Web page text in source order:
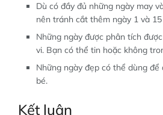
Dù có đầy đủ những ngày may
nên tránh cắt thêm ngày 1 và 15
Những ngày được phân tích
vi. Bạn có thể tin hoặc không
Những ngày đẹp có thể dùng
bé.
Kết luận